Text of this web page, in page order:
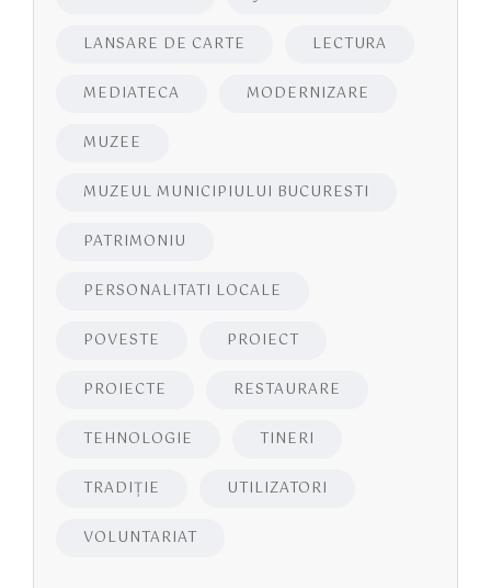
LANSARE DE CARTE LECTURA
MEDIATECA MODERNIZARE
MUZEE
MUZEUL MUNICIPIULUI BUCURESTI
PATRIMONIU
PERSONALITATI LOCALE
POVESTE PROIECT
PROIECTE RESTAURARE
TEHNOLOGIE TINERI
TRADIȚIE UTILIZATORI
VOLUNTARIAT